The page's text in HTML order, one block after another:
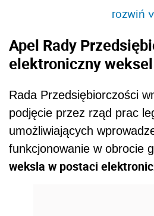
rozwiń
Apel Rady
elektroniczny weksel
Rada Przedsiębiorczości
podjęcie przez rząd prac
umożliwiających
funkcjonowanie w obrocie
weksla w postaci